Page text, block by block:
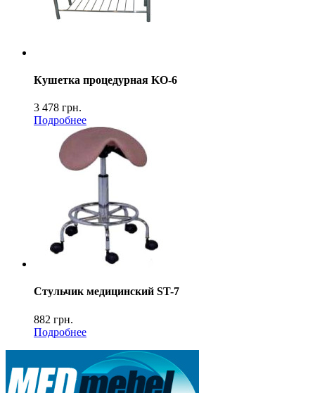
Кушетка процедурная KO-6
3 478 грн.
Подробнее
Стульчик медицинский ST-7
882 грн.
Подробнее